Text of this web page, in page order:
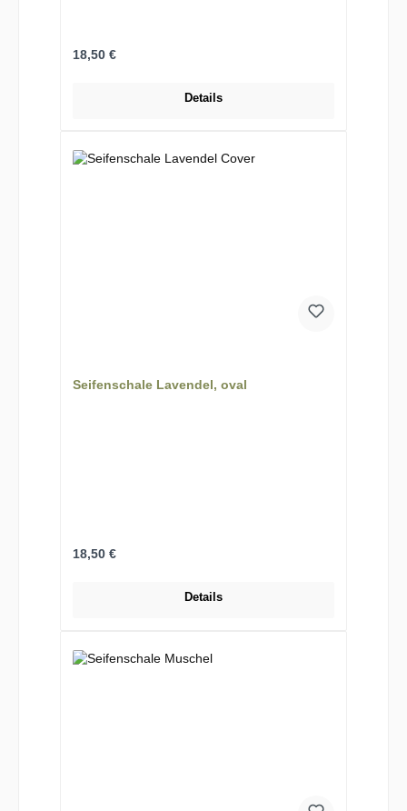
Regulärer Preis:
18,50 €
Details
Seifenschale Lavendel, oval
Regulärer Preis:
18,50 €
Details